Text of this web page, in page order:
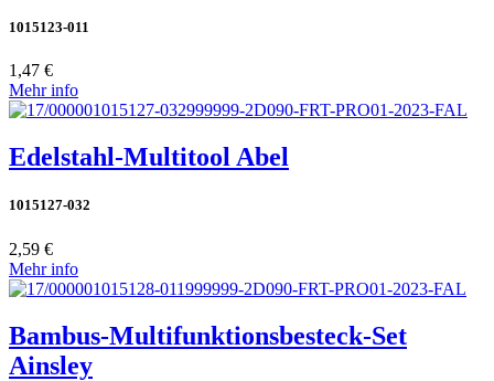
1015123-011
1,47 €
Mehr info
Edelstahl-Multitool Abel
1015127-032
2,59 €
Mehr info
Bambus-Multifunktionsbesteck-Set
Ainsley